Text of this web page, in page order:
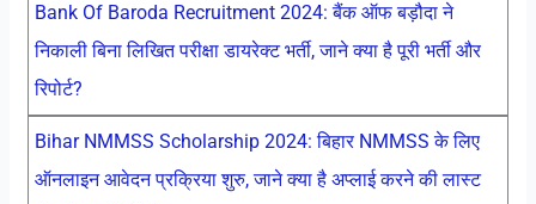
Bank Of Baroda Recruitment 2024: बैंक ऑफ बड़ौदा ने
निकाली बिना लिखित परीक्षा डायरेक्ट भर्ती, जाने क्या है पूरी भर्ती और
रिपोर्ट?
Bihar NMMSS Scholarship 2024: बिहार NMMSS के लिए
ऑनलाइन आवेदन प्रक्रिया शुरु, जाने क्या है अप्लाई करने की लास्ट